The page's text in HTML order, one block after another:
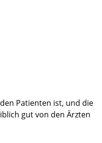
Patienten ist, und die
gut von den Ärzten